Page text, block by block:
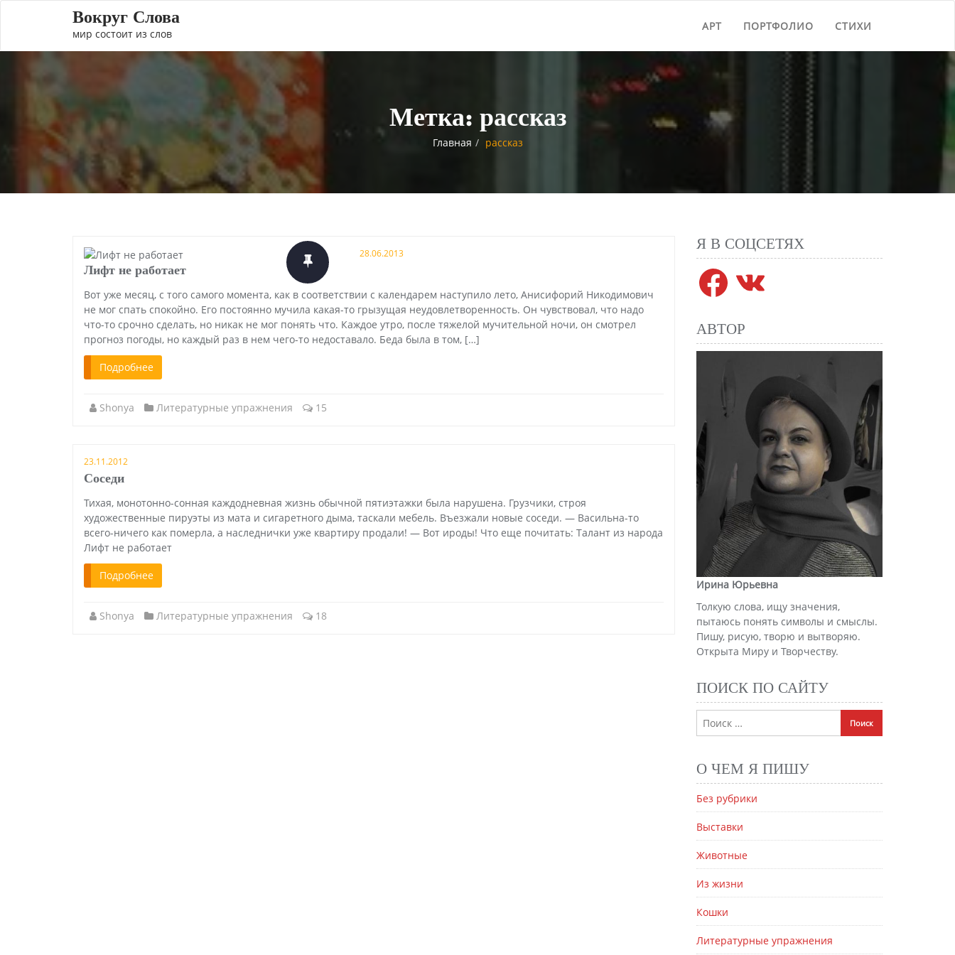
Вокруг Слова
мир состоит из слов
АРТ ПОРТФОЛИО СТИХИ
Метка: рассказ
Главная рассказ
28.06.2013
Лифт не работает
Вот уже месяц, с того самого момента, как в соответствии с календарем наступило лето, Анисифорий Никодимович
не мог спать спокойно. Его постоянно мучила какая-то грызущая неудовлетворенность. Он чувствовал, что надо
что-то срочно сделать, но никак не мог понять что. Каждое утро, после тяжелой мучительной ночи, он смотрел
прогноз погоды, но каждый раз в нем чего-то недоставало. Беда была в том, […]
Подробнее
Shonya Литературные упражнения 15
23.11.2012
Соседи
Тихая, монотонно-сонная каждодневная жизнь обычной пятиэтажки была нарушена. Грузчики, строя
художественные пируэты из мата и сигаретного дыма, таскали мебель. Въезжали новые соседи. — Васильна-то
всего-ничего как померла, а наследнички уже квартиру продали! — Вот ироды! Что еще почитать: Талант из народа
Лифт не работает
Подробнее
Shonya Литературные упражнения 18
Я В СОЦСЕТЯХ
Facebook
АВТОР
Ирина Юрьевна
Толкую слова, ищу значения,
пытаюсь понять символы и смыслы.
Пишу, рисую, творю и вытворяю.
Открыта Миру и Творчеству.
ПОИСК ПО САЙТУ
О ЧЕМ Я ПИШУ
Без рубрики
Выставки
Животные
Из жизни
Кошки
Литературные упражнения